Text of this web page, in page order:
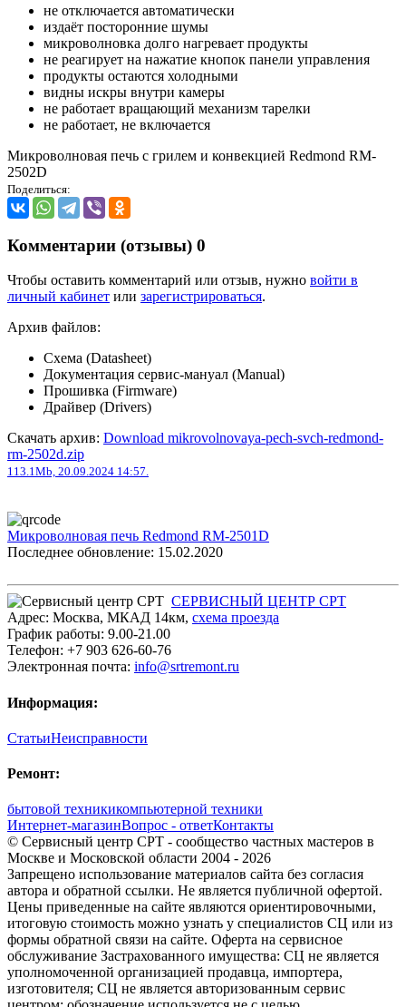
не отключается автоматически
издаёт посторонние шумы
микроволновка долго нагревает продукты
не реагирует на нажатие кнопок панели управления
продукты остаются холодными
видны искры внутри камеры
не работает вращающий механизм тарелки
не работает, не включается
Микроволновая печь с грилем и конвекцией Redmond RM-
2502D
Поделиться:
Комментарии (отзывы) 0
Чтобы оставить комментарий или отзыв, нужно войти в
личный кабинет или зарегистрироваться.
Архив файлов:
Схема (Datasheet)
Документация сервис-мануал (Manual)
Прошивка (Firmware)
Драйвер (Drivers)
Скачать архив: Download mikrovolnovaya-pech-svch-redmond-
rm-2502d.zip
113.1Mb, 20.09.2024 14:57.
Микроволновая печь Redmond RM-2501D
Последнее обновление: 15.02.2020
СЕРВИСНЫЙ ЦЕНТР СРТ
Адрес: Москва, МКАД 14км, cхема проезда
График работы: 9.00-21.00
Телефон: +7 903 626-60-76
Электронная почта: info@srtremont.ru
Информация:
СтатьиНеисправности
Ремонт:
бытовой техникикомпьютерной техники
Интернет-магазинВопрос - ответКонтакты
© Сервисный центр СРТ - сообщество частных мастеров в
Москве и Московской области 2004 - 2026
Запрещено использование материалов сайта без согласия
автора и обратной ссылки. Не является публичной офертой.
Цены приведенные на сайте являются ориентировочными,
итоговую стоимость можно узнать у специалистов СЦ или из
формы обратной связи на сайте. Оферта на сервисное
обслуживание Застрахованного имущества: СЦ не является
уполномоченной организацией продавца, импортера,
изготовителя; СЦ не является авторизованным сервис